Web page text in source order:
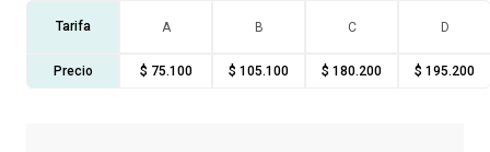
Tarifa A B C D
Precio $ 75.100 $ 105.100 $ 180.200 $ 195.200
9.
refrigerio